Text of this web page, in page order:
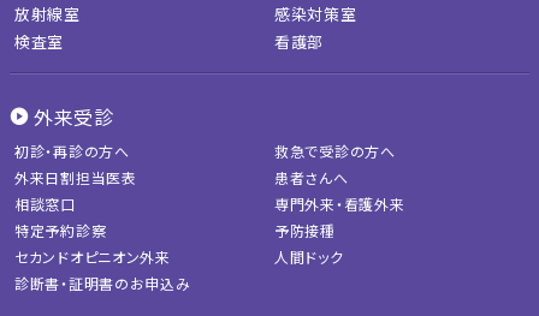
放射線室
検査室
感染対策室
看護部
外来受診
初診・再診の方へ
救急で受診の方へ
外来日割担当医表
患者さんへ
相談窓口
専門外来・看護外来
特定予約診察
予防接種
セカンドオピニオン外来
人間ドック
診断書・証明書のお申込み